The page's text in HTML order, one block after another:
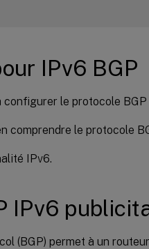
IPv6 BGP
configurer le protocole
comprendre le protocole
IPv6.
IPv6
(BGP) permet à un